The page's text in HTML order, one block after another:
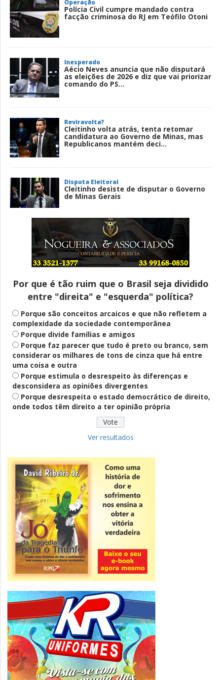
Operação
Polícia Civil cumpre mandado contra
facção criminosa do RJ em Teófilo Otoni
Inesperado
Aécio Neves anuncia que não disputará
as eleições de 2026 e diz que vai priorizar
comando do PS...
Reviravolta?
Cleitinho volta atrás, tenta retomar
candidatura ao Governo de Minas, mas
Republicanos mantém deci...
Disputa Eleitoral
Cleitinho desiste de disputar o Governo
de Minas Gerais
Entenda
Pix Pensão Alimentícia: entenda o que é
e como solicitar
Saúde Mental
Plataforma oferece escuta em saúde
mental para jovens no SUS Digital
Definido
PT lança Patrus Ananias como candidato
ao governo de Minas Gerais
Fies: pré-selecionados têm até terça
para complementar informações
Novidade
CNPJ alfanumérico começa a ser emitido
nesta sexta
ver todas »
Por que é tão ruim que o Brasil seja dividido
entre "direita" e "esquerda" política?
Porque são conceitos arcaicos e que não refletem a
complexidade da sociedade contemporânea
Porque divide famílias e amigos
Porque faz parecer que tudo é preto ou branco, sem
considerar os milhares de tons de cinza que há entre
uma coisa e outra
Porque estimula o desrespeito às diferenças e
desconsidera as opiniões divergentes
Porque desrespeita o estado democrático de direito,
onde todos têm direito a ter opinião própria
Ver resultados